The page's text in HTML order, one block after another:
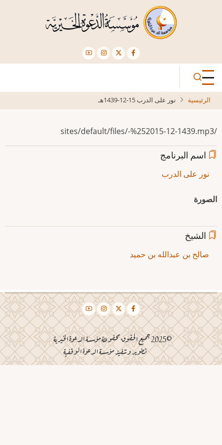
الرئيسية نور على الدرب 15-12-1439هـ
/sites/default/files/-%252015-12-1439.mp3
اسم البرنامج
نور على الدرب
الصورة
الشيخ
صالح بن عبدالله بن حميد
©2025 جميع الحقوق محفوظة مؤسسة الدعوة الخيرية
تطوير وتنفيذ مؤسسة الدعوة الوقفية